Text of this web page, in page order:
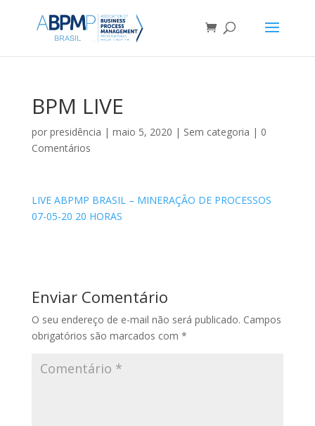
BPM LIVE
por presidência | maio 5, 2020 | Sem categoria | 0
Comentários
LIVE ABPMP BRASIL – MINERAÇÃO DE PROCESSOS
07-05-20 20 HORAS
Enviar Comentário
O seu endereço de e-mail não será publicado. Campos
obrigatórios são marcados com *